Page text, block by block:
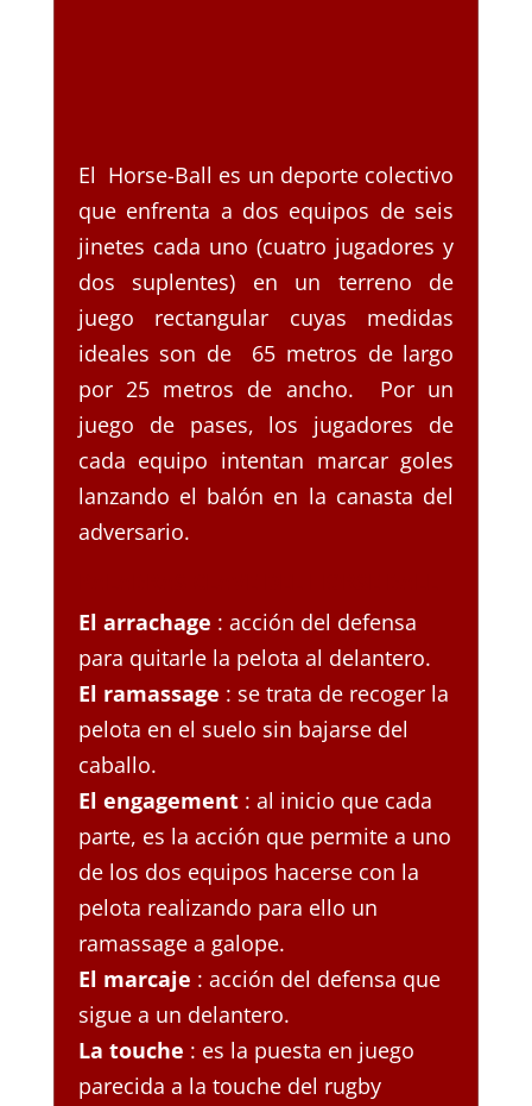
El Horse-Ball es un deporte colectivo
que enfrenta a dos equipos de seis
jinetes cada uno (cuatro jugadores y
dos suplentes) en un terreno de
juego rectangular cuyas medidas
ideales son de 65 metros de largo
por 25 metros de ancho. Por un
juego de pases, los jugadores de
cada equipo intentan marcar goles
lanzando el balón en la canasta del
adversario.
El arrachage : acción del defensa
para quitarle la pelota al delantero.
El ramassage : se trata de recoger la
pelota en el suelo sin bajarse del
caballo.
El engagement : al inicio que cada
parte, es la acción que permite a uno
de los dos equipos hacerse con la
pelota realizando para ello un
ramassage a galope.
El marcaje : acción del defensa que
sigue a un delantero.
La touche : es la puesta en juego
parecida a la touche del rugby